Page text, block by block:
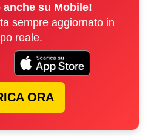
su Mobile!
sempre aggiornato in
reale.
ORA